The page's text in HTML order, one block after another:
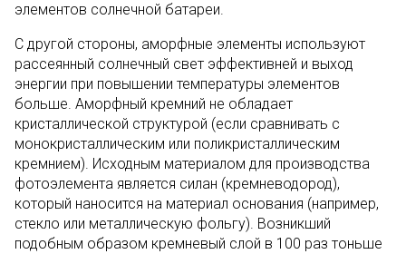
элементов солнечной батареи.
С другой стороны, аморфные элементы используют
рассеянный солнечный свет эффективней и выход
энергии при повышении температуры элементов
больше. Аморфный кремний не обладает
кристаллической структурой (если сравнивать с
монокристаллическим или поликристаллическим
кремнием). Исходным материалом для производства
фотоэлемента является силан (кремневодород),
который наносится на материал основания (например,
стекло или металлическую фольгу). Возникший
подобным образом кремневый слой в 100 раз тоньше